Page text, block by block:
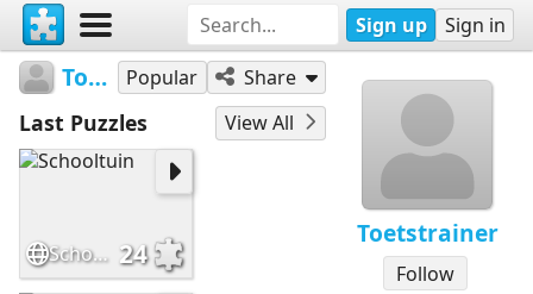
Sign up Sign in
Toetstrainer
Follow
Toetstrainer Popular Share
Last Puzzles View All
Schooltuin 24